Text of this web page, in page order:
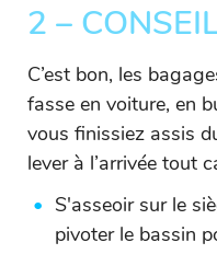
2 –
C’est bon, les
fasse en voiture, en
vous finissiez assis
lever à l’arrivée tout
S'asseoir sur le
pivoter le bassin